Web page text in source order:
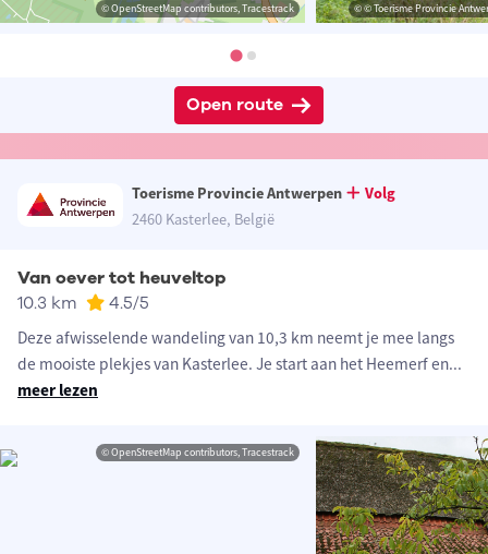
© OpenStreetMap contributors, Tracestrack © © Toerisme Provincie
Open route
Toerisme Provincie Antwerpen
Volg
2460 Kasterlee, België
Van oever tot heuveltop
10.3 km 4.5/5
Deze afwisselende wandeling van 10,3 km neemt je mee langs
de mooiste plekjes van Kasterlee. Je start aan het Heemerf en...
meer lezen
© OpenStreetMap contributors, Tracestrack